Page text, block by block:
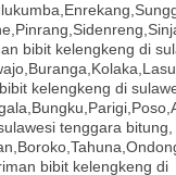
bibit kelengkeng di
kelengkeng di
tenggara bitung,
bibit kelengkeng di